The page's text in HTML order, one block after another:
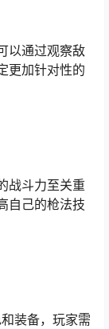
以通过观察敌
更加针对性的
战斗力至关重
自己的枪法技
装备，玩家需